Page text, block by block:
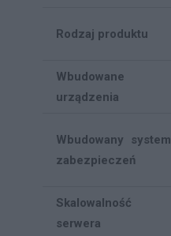
Rodzaj produktu
Wbudowane
urządzenia
Wbudowany system
zabezpieczeń
Skalowalność
serwera